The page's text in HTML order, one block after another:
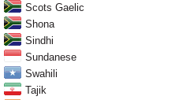
Scots Gaelic
Shona
Sindhi
Sundanese
Swahili
Tajik